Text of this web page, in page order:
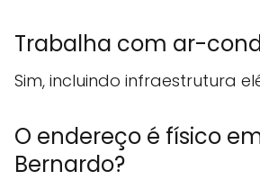
Trabalha com ar-
Sim, incluindo infraestrutura
O endereço é físico
Bernardo?